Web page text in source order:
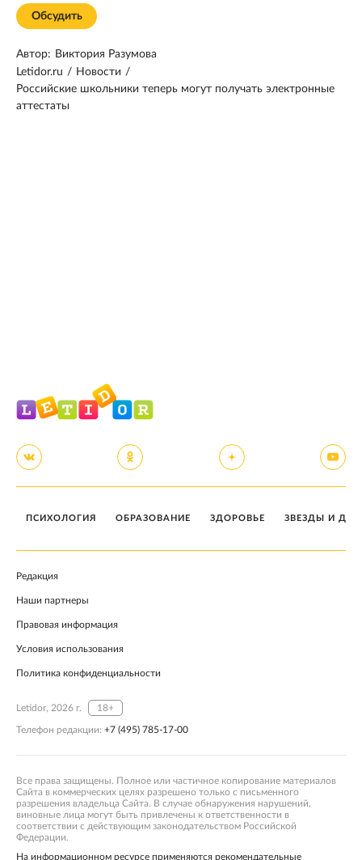
Обсудить
Автор: Виктория Разумова
Letidor.ru / Новости /
Российские школьники теперь могут получать электронные
аттестаты
ПСИХОЛОГИЯ ОБРАЗОВАНИЕ ЗДОРОВЬЕ ЗВЕЗДЫ И
Редакция
Наши партнеры
Правовая информация
Условия использования
Политика конфиденциальности
Letidor, 2026 г. 18+
Телефон редакции: +7 (495) 785-17-00
Все права защищены. Полное или частичное копирование материалов
Сайта в коммерческих целях разрешено только с письменного
разрешения владельца Сайта. В случае обнаружения нарушений,
виновные лица могут быть привлечены к ответственности в
соответствии с действующим законодательством Российской
Федерации.
На информационном ресурсе применяются рекомендательные